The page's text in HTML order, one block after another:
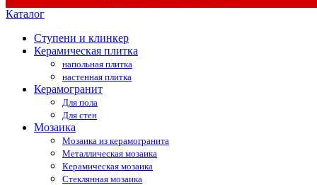
Каталог
Ступени и клинкер
Керамическая плитка
напольная плитка
настенная плитка
Керамогранит
Для пола
Для стен
Мозаика
Мозаика из керамогранита
Металлическая мозаика
Керамическая мозаика
Стеклянная мозаика